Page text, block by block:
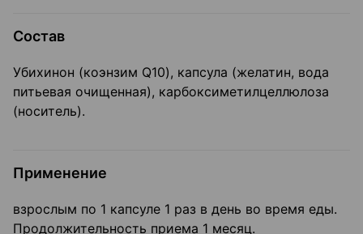
Состав
Убихинон (коэнзим Q10), капсула (желатин, вода
питьевая очищенная), карбоксиметилцеллюлоза
(носитель).
Применение
взрослым по 1 капсуле 1 раз в день во время еды.
Продолжительность приема 1 месяц.